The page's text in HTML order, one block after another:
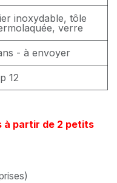
inoxydable, tôle
verre
- à envoyer
12
à partir de 2 petits